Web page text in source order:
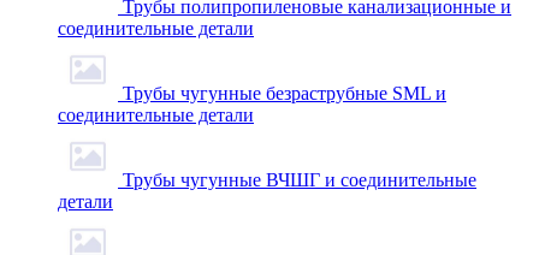
Трубы полипропиленовые канализационные и
соединительные детали
Трубы чугунные безраструбные SML и
соединительные детали
Трубы чугунные ВЧШГ и соединительные
детали